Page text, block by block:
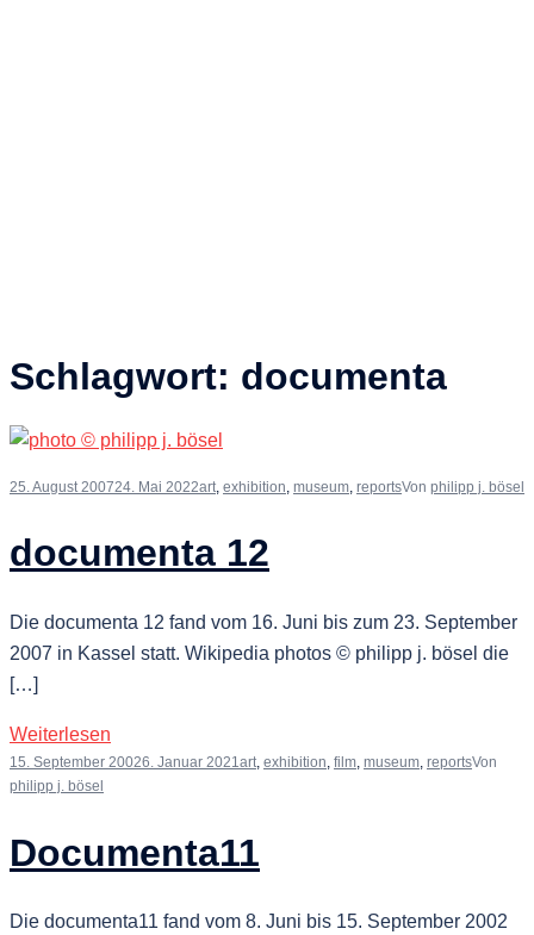
Schlagwort: documenta
25. August 200724. Mai 2022art, exhibition, museum, reportsVon philipp j. bösel
documenta 12
Die documenta 12 fand vom 16. Juni bis zum 23. September
2007 in Kassel statt. Wikipedia photos © philipp j. bösel die
[…]
Weiterlesen
15. September 20026. Januar 2021art, exhibition, film, museum, reportsVon
philipp j. bösel
Documenta11
Die documenta11 fand vom 8. Juni bis 15. September 2002